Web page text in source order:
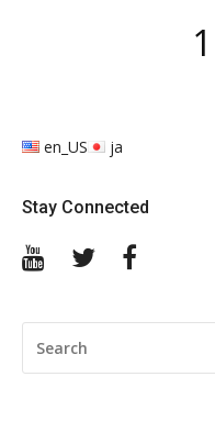
ペ
ジ
送
1
en_US ja
Stay Connected
YouTubeTwitter
FOR: